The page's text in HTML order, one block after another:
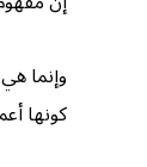
وإنما
كونها